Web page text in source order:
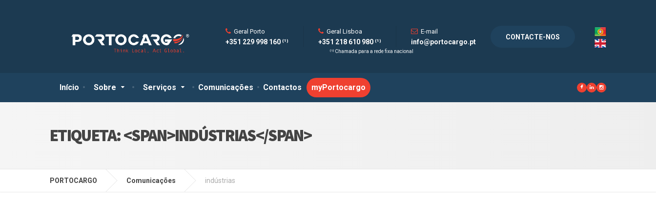
Início Sobre Serviços Comunicações Contactos myPortocargo
Geral Porto
+351 229 998 160 ⁽¹⁾
Geral Lisboa
+351 218 610 980 ⁽¹⁾
E-mail
info@portocargo.pt
CONTACTE-NOS
⁽¹⁾ Chamada para a rede fixa nacional
ETIQUETA: <SPAN>INDÚSTRIAS</SPAN>
PORTOCARGO Comunicações indústrias